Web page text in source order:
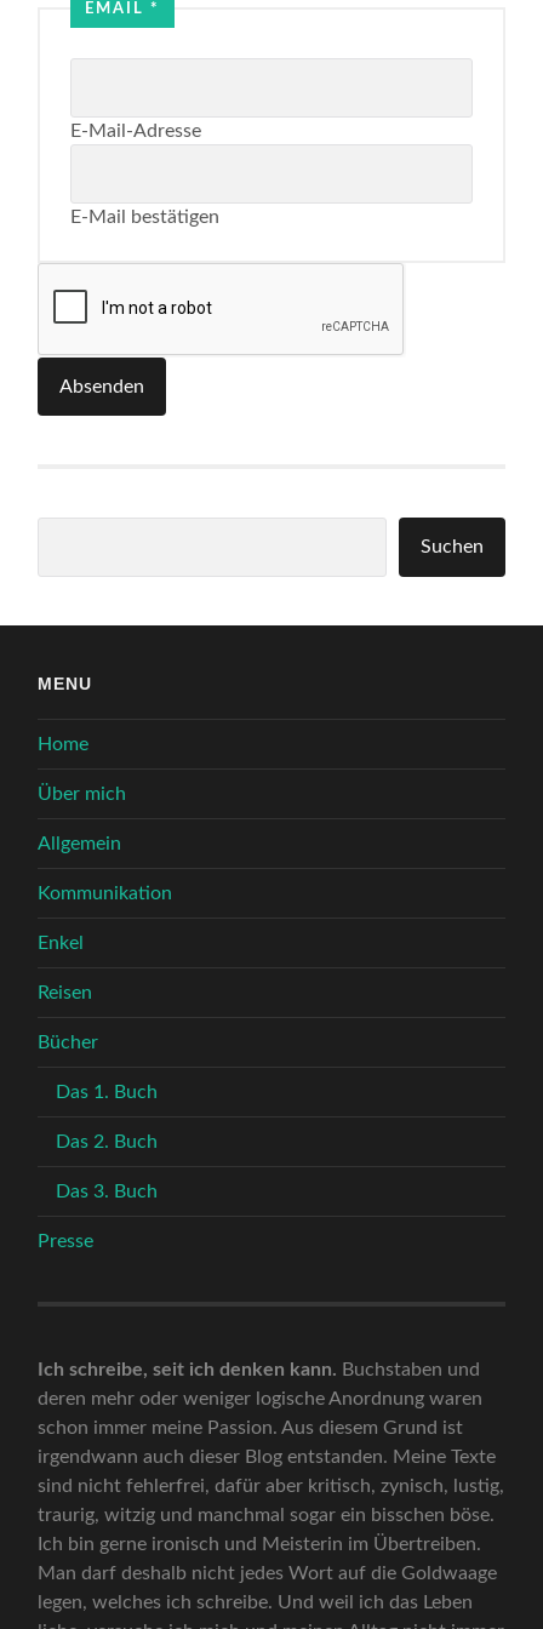
EMAIL*
E-Mail-Adresse
E-Mail bestätigen
Absenden
Suchen
MENU
Home
Über mich
Allgemein
Kommunikation
Enkel
Reisen
Bücher
Das 1. Buch
Das 2. Buch
Das 3. Buch
Presse
Ich schreibe, seit ich denken kann. Buchstaben und
deren mehr oder weniger logische Anordnung waren
schon immer meine Passion. Aus diesem Grund ist
irgendwann auch dieser Blog entstanden. Meine Texte
sind nicht fehlerfrei, dafür aber kritisch, zynisch, lustig,
traurig, witzig und manchmal sogar ein bisschen böse.
Ich bin gerne ironisch und Meisterin im Übertreiben.
Man darf deshalb nicht jedes Wort auf die Goldwaage
legen, welches ich schreibe. Und weil ich das Leben